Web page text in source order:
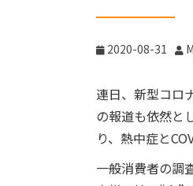
2020-08-31
連日、新型コロ
の報道も依然と
り、熱中症と
一般消費者の調